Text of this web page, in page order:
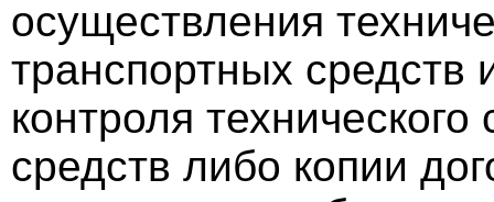
осуществления
транспортных средств
контроля
средств либо копии